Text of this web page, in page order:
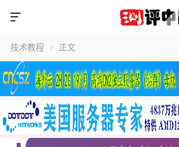

技术教程  正文